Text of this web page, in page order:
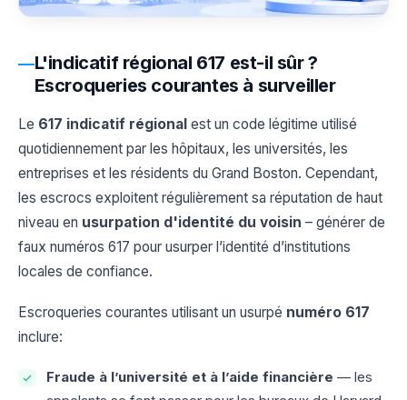
L'indicatif régional 617 est-il sûr ?
Escroqueries courantes à surveiller
Le 617 indicatif régional est un code légitime utilisé
quotidiennement par les hôpitaux, les universités, les
entreprises et les résidents du Grand Boston. Cependant,
les escrocs exploitent régulièrement sa réputation de haut
niveau en usurpation d'identité du voisin – générer de
faux numéros 617 pour usurper l’identité d’institutions
locales de confiance.
Escroqueries courantes utilisant un usurpé numéro 617
inclure:
Fraude à l’université et à l’aide financière — les